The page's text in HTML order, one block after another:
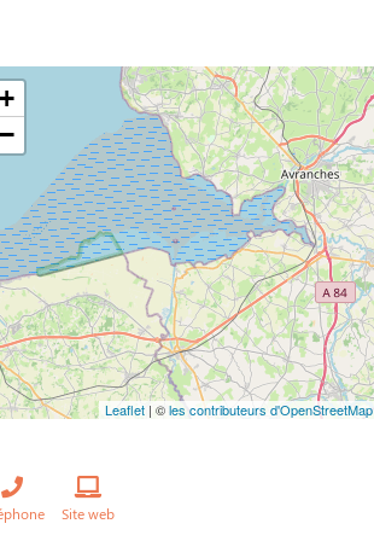
+
−
Leaflet| ©les contributeurs d'OpenStreetMap
Site web